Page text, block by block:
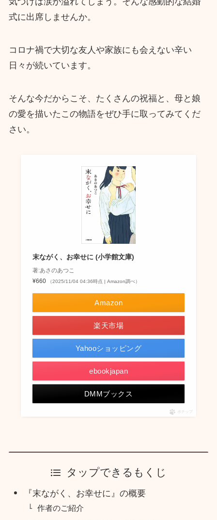
式に出席しませんか。
コロナ禍で大切な友人や家族にも会えない辛い
日々が続いています。
そんな今だからこそ、たくさんの祝福と、母と娘
の愛を描いたこの物語をぜひ手に取ってみてくだ
さい。
末ながく、お幸せに (小学館文庫)
著:あさのあつこ
¥660
（2025/11/04 04:36時点 | Amazon調べ）
Amazon
楽天市場
Yahooショッピング
ebookjapan
DMMブックス
ポチップ
タップできるもくじ
『末ながく、お幸せに』の概要
作者のご紹介